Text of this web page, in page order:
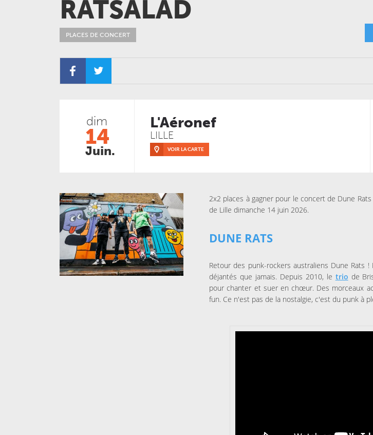
RATSALAD
PLACES DE CONCERT
dim
14
Juin.
L'Aéronef
LILLE
VOIR LA CARTE
2x2 places à gagner pour le concert de Dune Rats
de Lille dimanche 14 juin 2026.
DUNE RATS
Retour des punk-rockers australiens Dune Rats
déjantés que jamais. Depuis 2010, le trio de
pour chanter et suer en chœur. Des morceaux
fun. Ce n'est pas de la nostalgie, c'est du punk à